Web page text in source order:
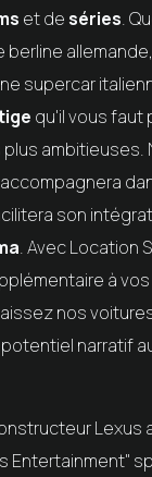
et deséries.
supercar
qu'il vous faut
ambitieuses.
son
. Avec Location
à vos
nos
narratif
Lexus
Entertainment"